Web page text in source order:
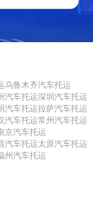
乌鲁木齐汽车托运
汽车托运深圳汽车托运
汽车托运拉萨汽车托运
汽车托运常州汽车托运
京汽车托运
汽车托运太原汽车托运
州汽车托运